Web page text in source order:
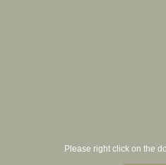
Please right click on the